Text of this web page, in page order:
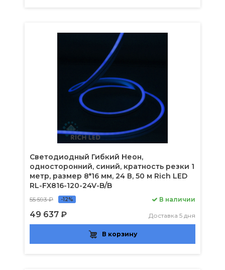
Светодиодный Гибкий Неон,
односторонний, синий, кратность резки 1
метр, размер 8*16 мм, 24 В, 50 м Rich LED
RL-FX816-120-24V-B/B
55 593 ₽ -12%
49 637 ₽
В наличии
Доставка 5 дня
В корзину